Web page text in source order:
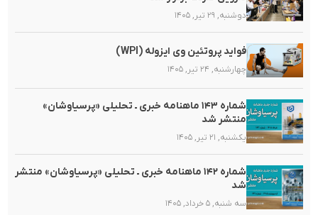
دوشنبه, ۲۹ تیر, ۱۴۰۵
فواید پروتئین وی ایزوله (WPI)
چهارشنبه, ۲۴ تیر, ۱۴۰۵
شماره ۱۴۳ ماهنامه خبری ـ تحلیلی «پرسیاوشان»
منتشر شد
یکشنبه, ۲۱ تیر, ۱۴۰۵
شماره ۱۴۲ ماهنامه خبری ـ تحلیلی «پرسیاوشان» منتشر
شد
سه شنبه, ۵ خرداد, ۱۴۰۵